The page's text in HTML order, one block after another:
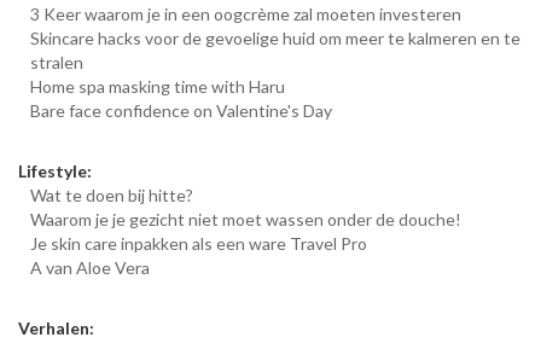
3 Keer waarom je in een oogcrème zal moeten investeren
Skincare hacks voor de gevoelige huid om meer te kalmeren en te
stralen
Home spa masking time with Haru
Bare face confidence on Valentine's Day
Lifestyle:
Wat te doen bij hitte?
Waarom je je gezicht niet moet wassen onder de douche!
Je skin care inpakken als een ware Travel Pro
A van Aloe Vera
Verhalen: